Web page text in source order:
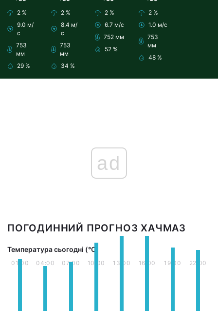
2 %
9.0 м/
с
753
мм
29 %
2 %
8.4 м/
с
753
мм
34 %
2 %
6.7 м/с
752 мм
52 %
2 %
1.0 м/с
753
мм
48 %
ad
ПОГОДИННИЙ ПРОГНОЗ ХАЧМАЗ
Температура сьогодні (°С)
01:00 04:00 07:00 10:00 13:00 16:00 19:00 22:00